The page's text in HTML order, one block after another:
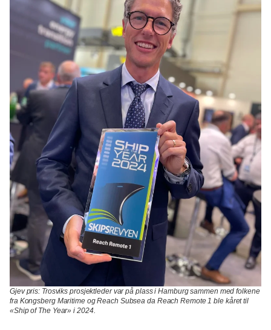
Gjev pris: Trosviks prosjektleder var på plass i Hamburg sammen med folkene
fra Kongsberg Maritime og Reach Subsea da Reach Remote 1 ble kåret til
«Ship of The Year» i 2024.